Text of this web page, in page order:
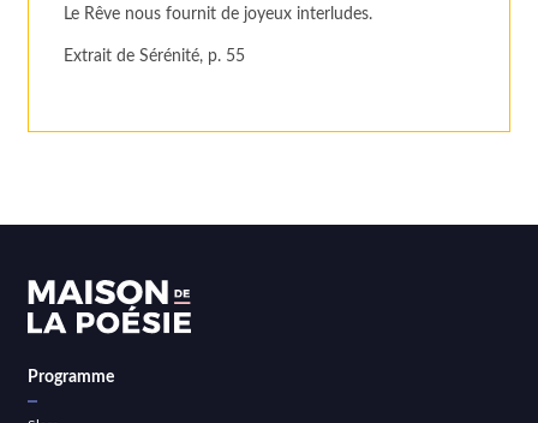
Le Rêve nous fournit de joyeux interludes.
Extrait de Sérénité, p. 55
Programme